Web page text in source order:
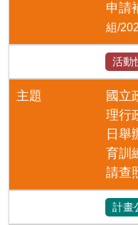
申請
組/
活動
主題
國立
理行
日舉
育訓
請查
計畫